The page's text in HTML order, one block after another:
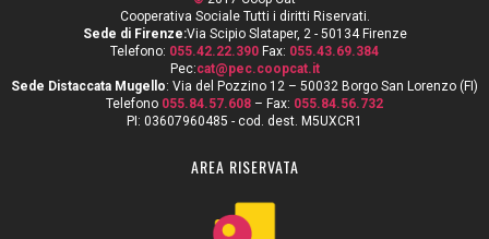
Cooperativa Sociale Tutti i diritti Riservati.
Sede di Firenze:Via Scipio Slataper, 2 - 50134 Firenze
Telefono: 055.42.22.390 Fax: 055.43.69.384
Pec:cat@pec.coopcat.it
Sede Distaccata Mugello: Via del Pozzino 12 – 50032 Borgo San Lorenzo (FI)
Telefono 055.84.57.608 – Fax: 055.84.56.732
PI: 03607960485 - cod. dest. M5UXCR1
AREA RISERVATA